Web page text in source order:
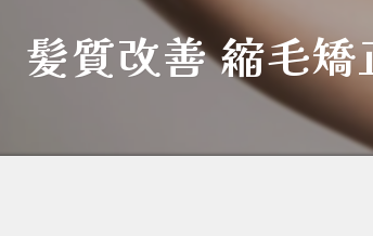
サービス
髪質改善 縮毛